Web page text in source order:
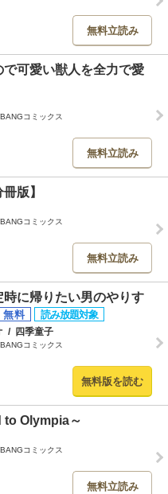
無料立読み
可愛い獣人を全力で愛
コミックス
無料立読み
版】
コミックス
無料立読み
に帰りたい男のやりす
/ 四季童子
コミックス
無料版を読む
to Olympia～
コミックス
無料立読み